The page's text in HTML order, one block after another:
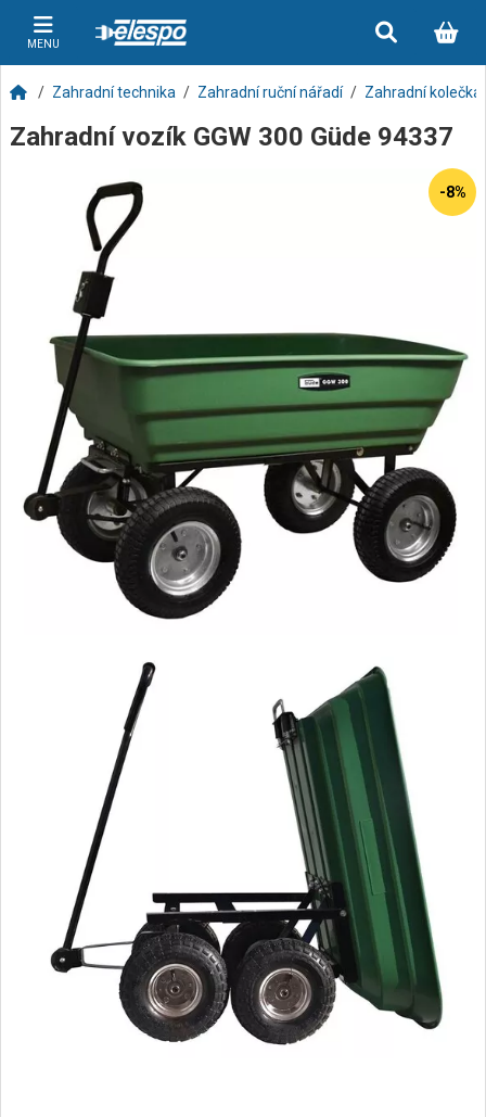
MENU
Zahradní technika Zahradní ruční nářadí Zahradní kolečka
Zahradní vozík GGW 300 Güde 94337
-8%